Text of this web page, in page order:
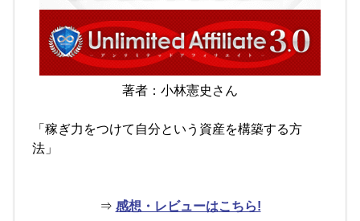
著者：小林憲史さん
「稼ぎ力をつけて自分という資産を構築する方
法」
⇒ 感想・レビューはこちら!